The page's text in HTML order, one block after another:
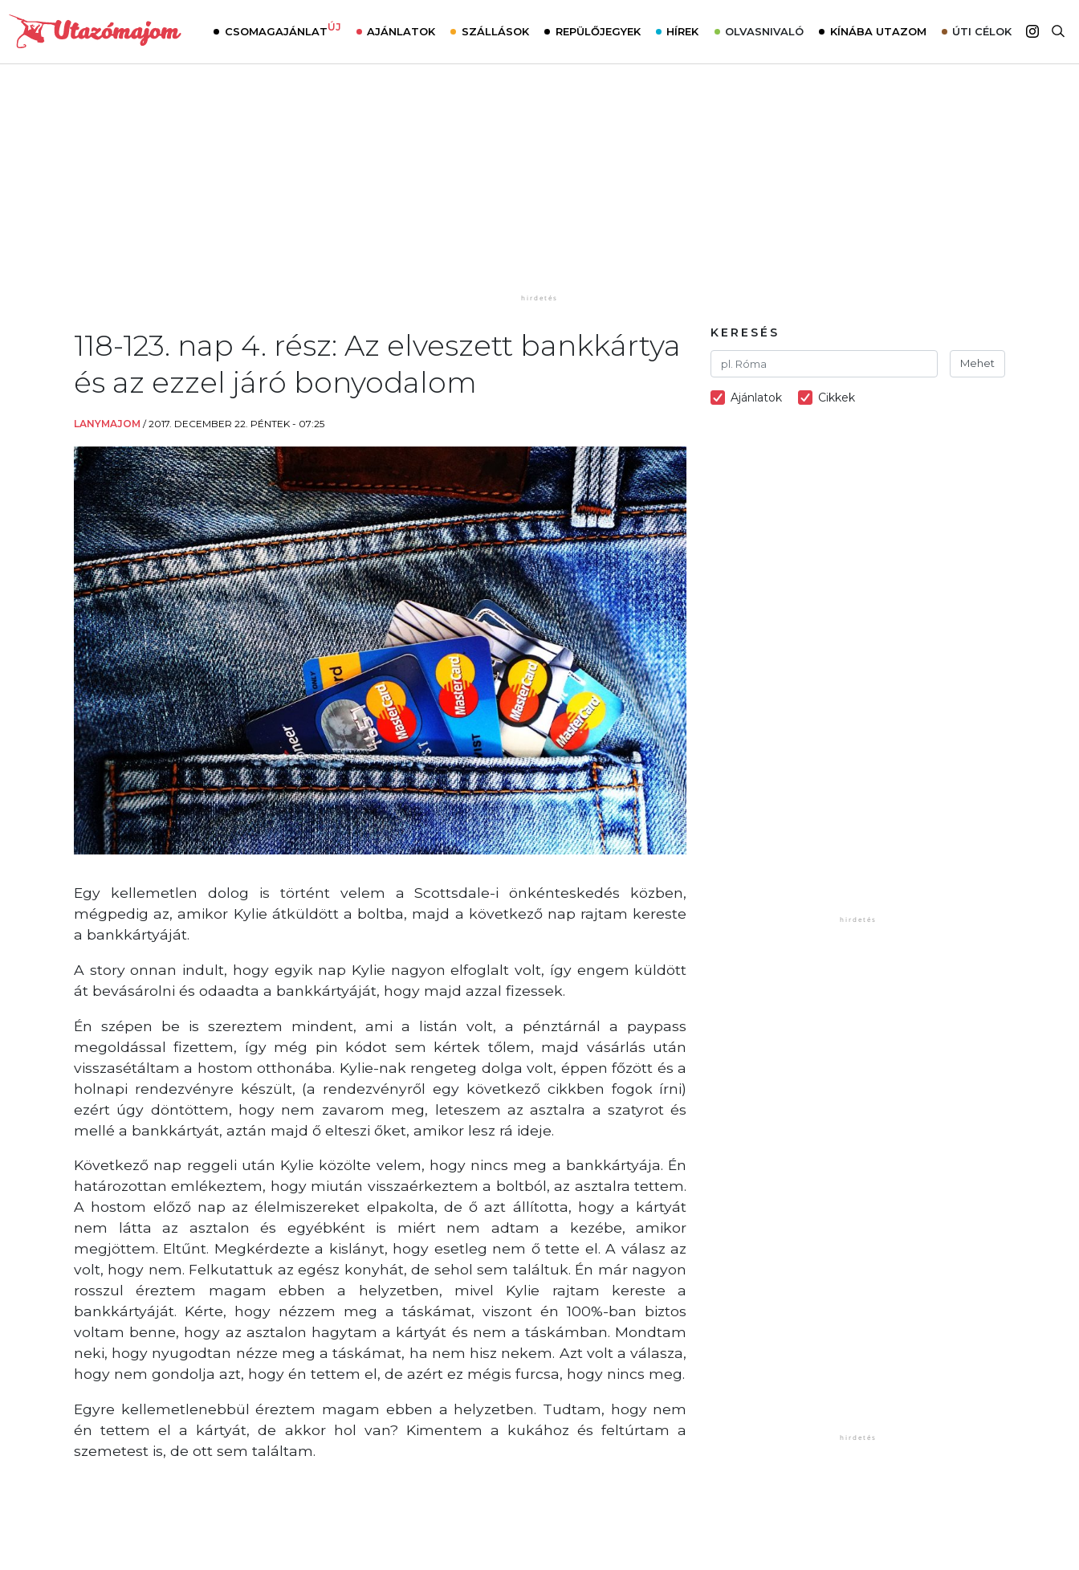
CSOMAGAJÁNLATÚJ AJÁNLATOK SZÁLLÁSOK REPÜLŐJEGYEK HÍREK OLVASNIVALÓ KÍNÁBA UTAZOM ÚTI CÉLOK
118-123. nap 4. rész: Az elveszett bankkártya
és az ezzel járó bonyodalom
LANYMAJOM /2017. DECEMBER 22. PÉNTEK - 07:25
Egy kellemetlen dolog is történt velem a Scottsdale-i önkénteskedés közben,
mégpedig az, amikor Kylie átküldött a boltba, majd a következő nap rajtam kereste
a bankkártyáját.
A story onnan indult, hogy egyik nap Kylie nagyon elfoglalt volt, így engem küldött
át bevásárolni és odaadta a bankkártyáját, hogy majd azzal fizessek.
Én szépen be is szereztem mindent, ami a listán volt, a pénztárnál a paypass
megoldással fizettem, így még pin kódot sem kértek tőlem, majd vásárlás után
visszasétáltam a hostom otthonába. Kylie-nak rengeteg dolga volt, éppen főzött és a
holnapi rendezvényre készült, (a rendezvényről egy következő cikkben fogok írni)
ezért úgy döntöttem, hogy nem zavarom meg, leteszem az asztalra a szatyrot és
mellé a bankkártyát, aztán majd ő elteszi őket, amikor lesz rá ideje.
Következő nap reggeli után Kylie közölte velem, hogy nincs meg a bankkártyája. Én
határozottan emlékeztem, hogy miután visszaérkeztem a boltból, az asztalra tettem.
A hostom előző nap az élelmiszereket elpakolta, de ő azt állította, hogy a kártyát
nem látta az asztalon és egyébként is miért nem adtam a kezébe, amikor
megjöttem. Eltűnt. Megkérdezte a kislányt, hogy esetleg nem ő tette el. A válasz az
volt, hogy nem. Felkutattuk az egész konyhát, de sehol sem találtuk. Én már nagyon
rosszul éreztem magam ebben a helyzetben, mivel Kylie rajtam kereste a
bankkártyáját. Kérte, hogy nézzem meg a táskámat, viszont én 100%-ban biztos
voltam benne, hogy az asztalon hagytam a kártyát és nem a táskámban. Mondtam
neki, hogy nyugodtan nézze meg a táskámat, ha nem hisz nekem. Azt volt a válasza,
hogy nem gondolja azt, hogy én tettem el, de azért ez mégis furcsa, hogy nincs meg.
Egyre kellemetlenebbül éreztem magam ebben a helyzetben. Tudtam, hogy nem
én tettem el a kártyát, de akkor hol van? Kimentem a kukához és feltúrtam a
szemetest is, de ott sem találtam.
KERESÉS
Mehet
Ajánlatok Cikkek